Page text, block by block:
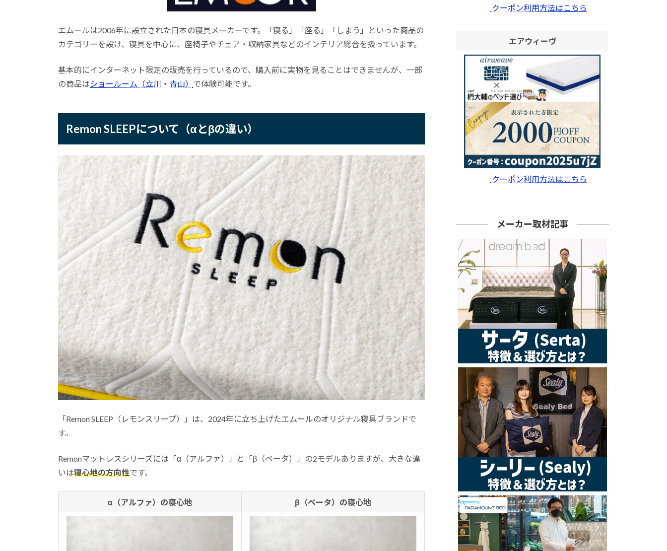
エムールは2006年に設立された日本の寝具メーカーです。「寝る」「座る」「しまう」といった商品の
カテゴリーを設け、寝具を中心に、座椅子やチェア・収納家具などのインテリア総合を扱っています。
基本的にインターネット限定の販売を行っているので、購入前に実物を見ることはできませんが、一部
の商品はショールーム（立川・青山） で体験可能です。
Remon SLEEPについて（αとβの違い）
「Remon SLEEP（レモンスリープ）」は、2024年に立ち上げたエムールのオリジナル寝具ブランドで
す。
Remonマットレスシリーズには「α（アルファ）」と「β（ベータ）」の2モデルありますが、大きな違
いは寝心地の方向性です。
α（アルファ）の寝心地 β（ベータ）の寝心地
クーポン利用方法はこちら
エアウィーヴ
クーポン利用方法はこちら
メーカー取材記事